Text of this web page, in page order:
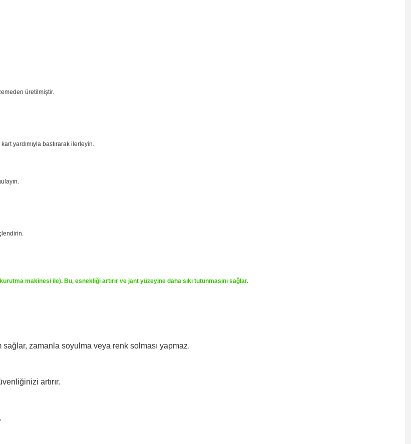
üretilmiştir.
yardımıyla bastırarak ilerleyin.
makinesi ile). Bu, esnekliği artırır ve jant yüzeyine daha sıkı tutunmasını sağlar.
sağlar, zamanla soyulma veya renk solması yapmaz.
artırır.